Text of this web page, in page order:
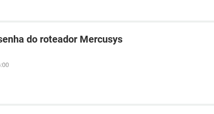
do roteador Mercusys